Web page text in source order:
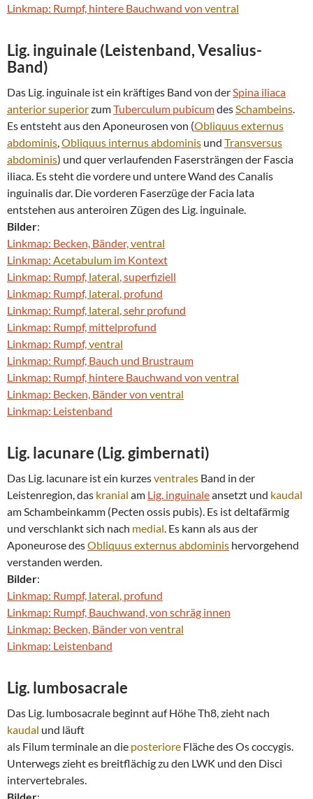
Linkmap: Rumpf, hintere Bauchwand von ventral
Lig. inguinale (Leistenband, Vesalius-
Band)
Das Lig. inguinale ist ein kräftiges Band von der Spina iliaca
anteriorsuperiorzumTuberculum pubicumdes Schambeins
Es entsteht aus den Aponeurosen von (Obliquus externus
abdominis Obliquus internus abdominis und Transversus
abdominis) und quer verlaufenden Fasersträngen der Fascia
iliaca. Es steht die vordere und untere Wand des Canalis
inguinalis dar. Die vorderen Faserzüge der Facia lata
entstehen aus anteroiren Zügen des Lig. inguinale.
Bilder:
Linkmap: Becken, Bänder, ventral
Linkmap: Acetabulum im Kontext
Linkmap: Rumpf, lateral , superfiziell
Linkmap: Rumpf, lateral , profund
Linkmap: Rumpf, lateral , sehr profund
Linkmap: Rumpf, mittelprofund
Linkmap: Rumpf, ventral
Linkmap: Rumpf, Bauch und Brustraum
Linkmap: Rumpf, hintere Bauchwand von ventral
Linkmap: Becken, Bänder von ventral
Linkmap: Leistenband
Lig. lacunare (Lig. gimbernati)
Das Lig. lacunare ist ein kurzesventrales Band in der
Leistenregion, das kranial am Lig. inguinaleansetzt und kaudal
am Schambeinkamm (Pecten ossis pubis). Es ist deltafärmig
und verschlankt sich nach medial . Es kann als aus der
Aponeurose desObliquus externus abdominis hervorgehend
verstanden werden.
Bilder:
Linkmap: Rumpf, lateral , profund
Linkmap: Rumpf, Bauchwand, von schräg innen
Linkmap: Becken, Bänder von ventral
Linkmap: Leistenband
Lig. lumbosacrale
Das Lig. lumbosacrale beginnt auf Höhe Th8, zieht nach
kaudal und läuft
als Filum terminale an die posteriore Fläche des Os coccygis.
Unterwegs zieht es breitflächig zu den LWK und den Disci
intervertebrales.